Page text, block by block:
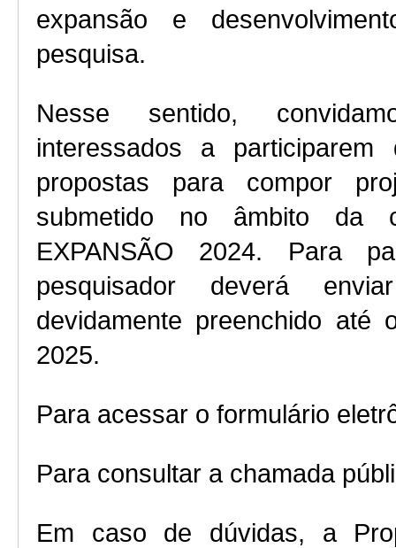
expansão e
pesquisa.
Nesse sentido,
interessados a
propostas para compor
submetido no âmbito da
EXPANSÃO 2024. Para
pesquisador deverá
devidamente preenchido
2025.
Para acessar o formulário
Para consultar a chamada
Em caso de dúvidas, a